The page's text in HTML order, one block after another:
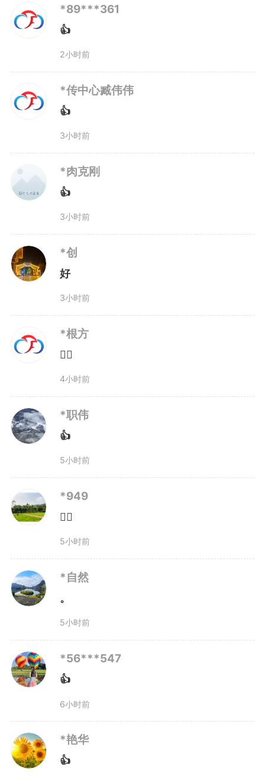
法从严打击侵害未成年人犯罪，组
织对全省557件侵害未成年人人身
权利的案件开展强制报告制度“每
案必查”专项评查，推动从业禁止
和入职查询制度严格落实，提出从
被害人发放司法救助金851万余
元。
在“四大检察”综合履职方面，
安徽检察机关始终坚持最有利于未
成年人原则，强化系统审查、职能
统筹、全面保护意识，坚持“一案
多查”“多案联查”，一体推动涉未成
年人刑事、民事、行政、公益诉
讼“四大检察”综合履职。办理涉未
成年人刑事案件过程中，一并审查
未成年人民事、行政权益及公共利
益是否遭受损害；办理未成年人民
考虑是否涉及刑事犯罪问题，查找
是否有其他案件线索，打好综合保
护“组合拳”。持续深化未成年人权
益保护，提升未成年人综合司法保
护能力和水平。
在促推“六大保护”方面，持续
落实《家庭教育促进法》，协同教
育、民政等部门加强对监护缺位家
*89***361
👍
2小时前
*传中心臧伟伟
👍
3小时前
*肉克刚
👍
3小时前
*创
好
3小时前
*根方
👍🏻
4小时前
*职伟
👍
5小时前
*949
👍🏻
5小时前
*自然
。
5小时前
*56***547
👍
6小时前
*艳华
👍